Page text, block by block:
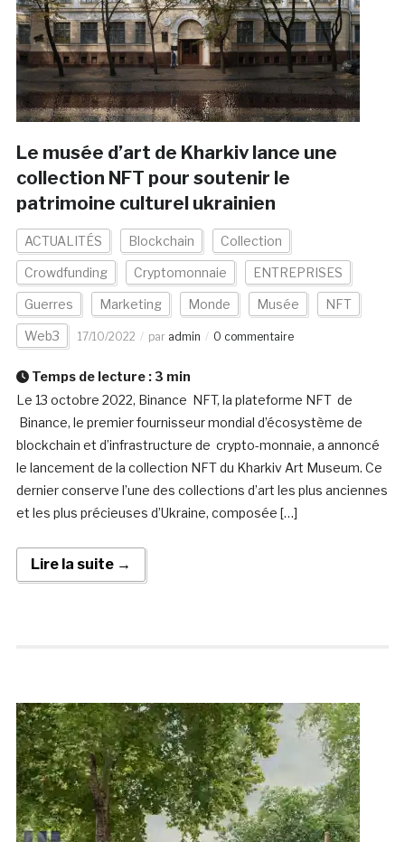
Le musée d’art de Kharkiv lance une
collection NFT pour soutenir le
patrimoine culturel ukrainien
ACTUALITÉS Blockchain Collection
Crowdfunding Cryptomonnaie ENTREPRISES
Guerres Marketing Monde Musée NFT
Web3 17/10/2022 par admin 0 commentaire
Temps de lecture : 3 min
Le 13 octobre 2022, Binance NFT, la plateforme NFT de
Binance, le premier fournisseur mondial d’écosystème de
blockchain et d’infrastructure de crypto-monnaie, a annoncé
le lancement de la collection NFT du Kharkiv Art Museum. Ce
dernier conserve l’une des collections d’art les plus anciennes
et les plus précieuses d’Ukraine, composée […]
Lire la suite →